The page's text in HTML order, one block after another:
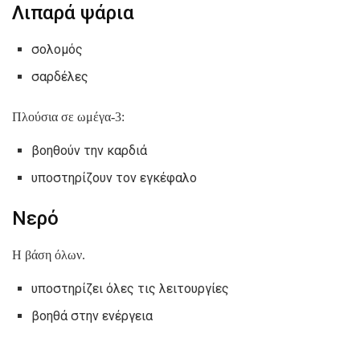
Λιπαρά ψάρια
σολομός
σαρδέλες
Πλούσια σε ωμέγα-3:
βοηθούν την καρδιά
υποστηρίζουν τον εγκέφαλο
Νερό
Η βάση όλων.
υποστηρίζει όλες τις λειτουργίες
βοηθά στην ενέργεια